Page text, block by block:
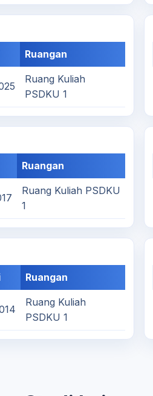
Ruangan
Ruang Kuliah
PSDKU 1
Ruangan
Ruang Kuliah PSDKU
1
Ruangan
Ruang Kuliah
PSDKU 1